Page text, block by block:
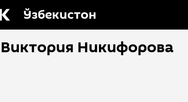
Ўзбекистон
Виктория Никифорова